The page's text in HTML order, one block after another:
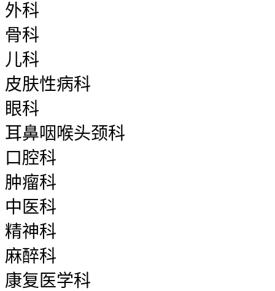
外科
骨科
儿科
皮肤性病科
眼科
耳鼻咽喉头颈科
口腔科
肿瘤科
中医科
精神科
麻醉科
康复医学科